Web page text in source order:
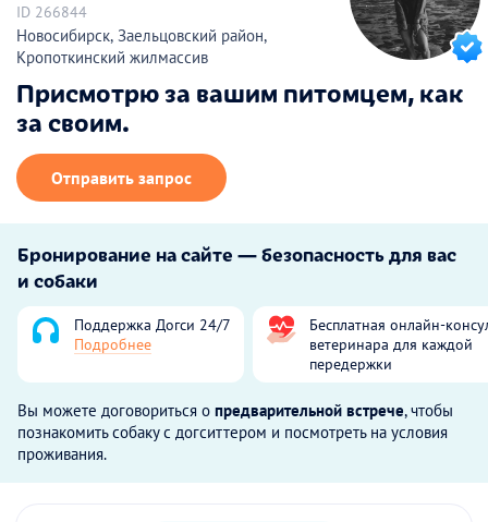
ID 266844
Новосибирск, Заельцовский район,
Кропоткинский жилмассив
Присмотрю за вашим питомцем, как
за своим.
Отправить запрос
Бронирование на сайте — безопасность для вас
и собаки
Поддержка Догси 24/7
Подробнее
Бесплатная онлайн-
ветеринара для каждой
передержки
Вы можете договориться о предварительной встрече, чтобы
познакомить собаку с догситтером и посмотреть на условия
проживания.